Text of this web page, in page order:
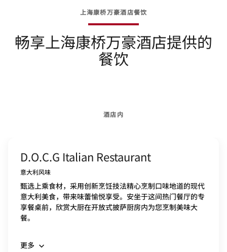
上海康桥万豪酒店餐饮
畅享上海康桥万豪酒店提供的
餐饮
酒店内
D.O.C.G Italian Restaurant
意大利风味
甄选上乘食材，采用创新烹饪技法精心烹制口味地道的现代
意大利美食，带来味蕾愉悦享受。安坐于这间热门餐厅的专
享餐桌前，欣赏大厨在开放式披萨厨房内为您烹制美味大
餐。
更多